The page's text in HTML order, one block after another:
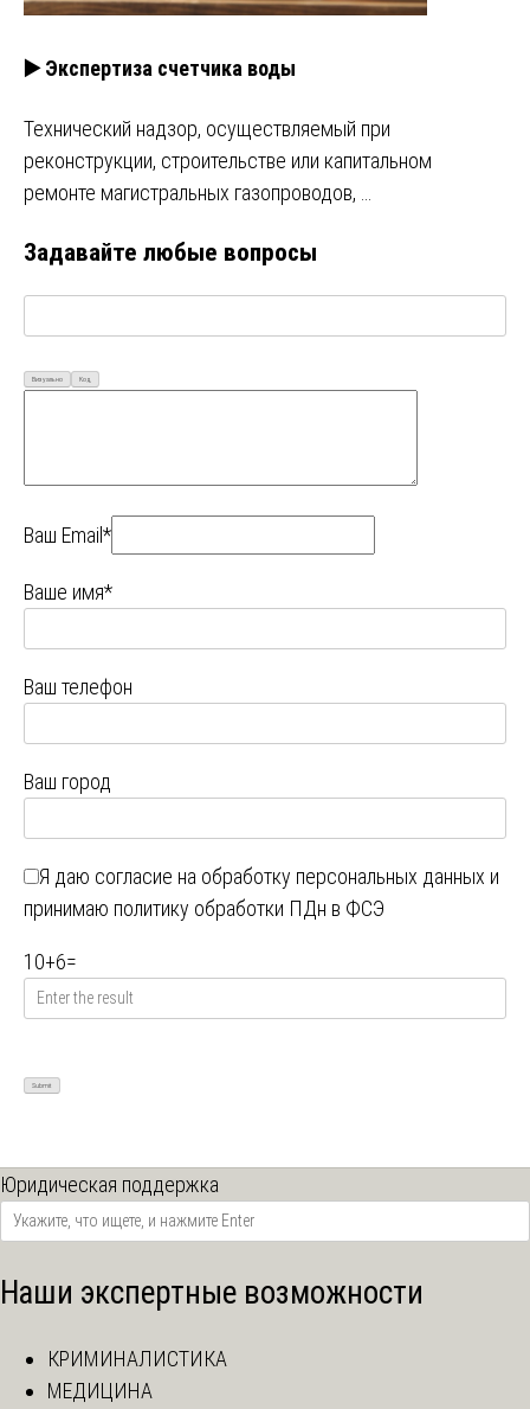
▶️ Экспертиза счетчика воды
Технический надзор, осуществляемый при
реконструкции, строительстве или капитальном
ремонте магистральных газопроводов, …
Задавайте любые вопросы
Визуально Код
Ваш Email*
Ваше имя*
Ваш телефон
Ваш город
Я даю согласие на обработку персональных данных и
принимаю политику обработки ПДн в ФСЭ
10+6=
Юридическая поддержка
Наши экспертные возможности
КРИМИНАЛИСТИКА
МЕДИЦИНА